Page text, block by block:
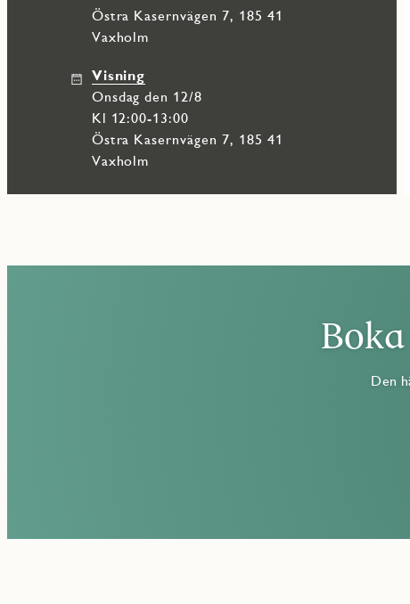
Östra Kasernvägen 7, 185 41
Vaxholm
Visning
onsdag den 12/8
Kl 12:00-13:00
Östra Kasernvägen 7, 185 41
Vaxholm
Den